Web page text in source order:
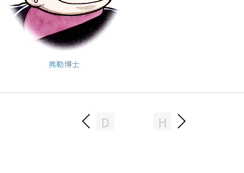
弗勒博士
D H